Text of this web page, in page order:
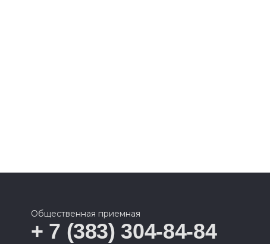
Общественная приемная
+ 7 (383) 304-84-84